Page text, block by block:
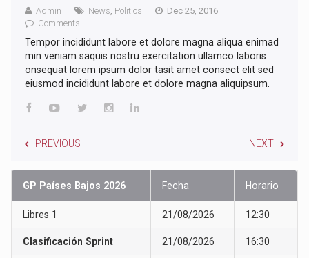
Admin News Politics
Dec 25, 2016
Comments
Tempor incididunt labore et dolore magna aliqua enimad
min veniam saquis nostru exercitation ullamco laboris
onsequat lorem ipsum dolor tasit amet consect elit sed
eiusmod incididunt labore et dolore magna aliquipsum.
PREVIOUS NEXT
GP Países Bajos 2026 Fecha Horario
Libres 1 21/08/2026 12:30
Clasificación Sprint 21/08/2026 16:30